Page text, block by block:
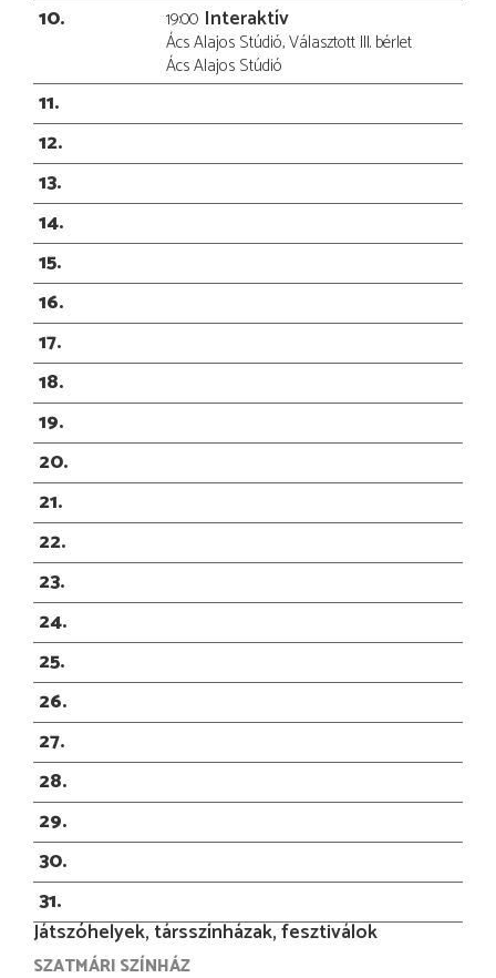
10 19:00 Interaktív
Ács Alajos Stúdió, Választott III. bérlet
Ács Alajos Stúdió
11
12
13
14
15
16
17
18
19
20
21
22
23
24
25
26
27
28
29
30
31
Játszóhelyek, társszínházak, fesztiválok
SZATMÁRI SZÍNHÁZ